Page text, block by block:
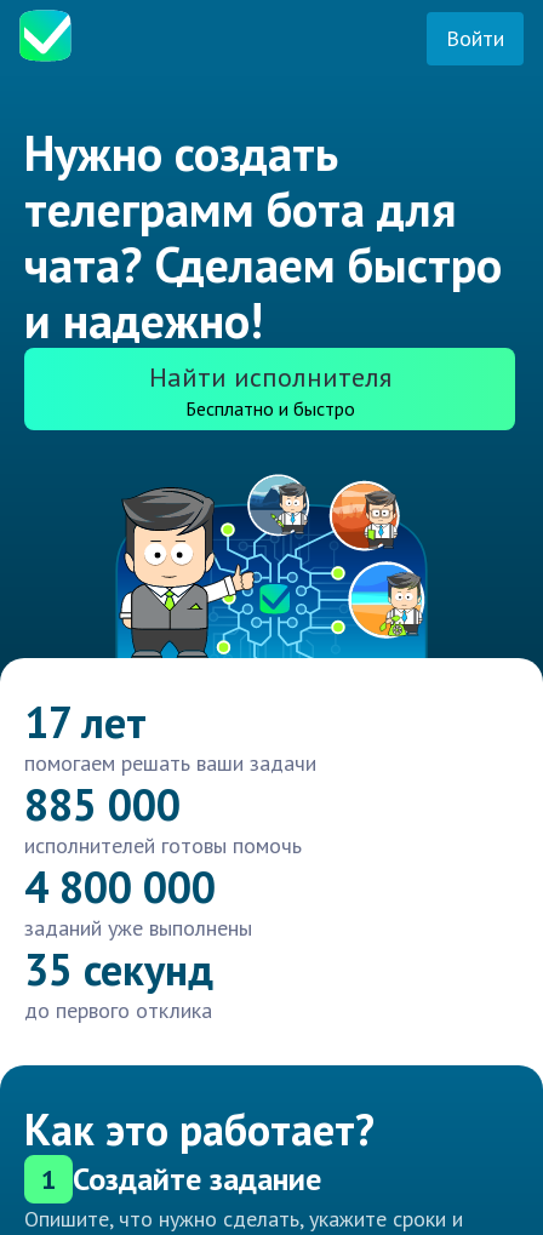
Войти
Нужно создать
телеграмм бота для
чата? Сделаем быстро
и надежно!
Найти исполнителя
Бесплатно и быстро
17 лет
помогаем решать ваши задачи
885 000
исполнителей готовы помочь
4 800 000
заданий уже выполнены
35 секунд
до первого отклика
Как это работает?
1 Создайте задание
Опишите, что нужно сделать, укажите сроки и